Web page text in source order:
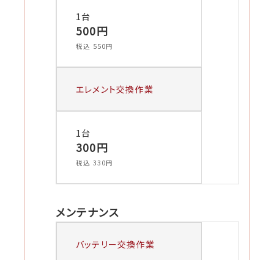
1台
500円
税込 550円
エレメント交換作業
1台
300円
税込 330円
メンテナンス
バッテリー交換作業